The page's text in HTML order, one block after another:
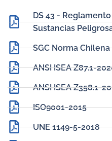
DS 43 -
Sustancias
SGC Norma Chilena
ANSI ISEA Z87.1-
ANSI ISEA Z358.1-
ISO9001-2015
UNE 1149-5-2018